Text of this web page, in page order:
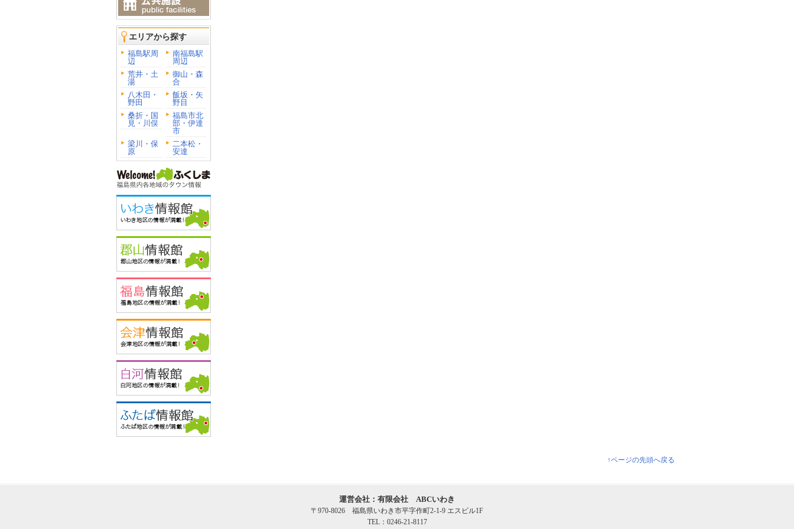
エリアから探す
福島駅周
辺
南福島駅
周辺
荒井・土
湯
御山・森
合
八木田・
野田
飯坂・矢
野目
桑折・国
見・川俣
福島市北
部・伊達
市
梁川・保
原
二本松・
安達
↑ページの先頭へ戻る
運営会社：有限会社 ABCいわき
〒970-8026 福島県いわき市平字作町2-1-9 エスビル1F
TEL：0246-21-8117